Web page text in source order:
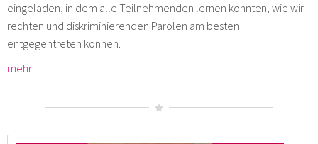
eingeladen, in dem alle Teilnehmenden lernen konnten, wie wir
rechten und diskriminierenden Parolen am besten
entgegentreten können.
mehr …